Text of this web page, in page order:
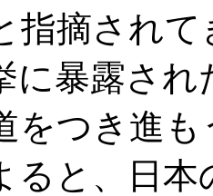
指摘され
に暴露さ
をつき進
ると、日